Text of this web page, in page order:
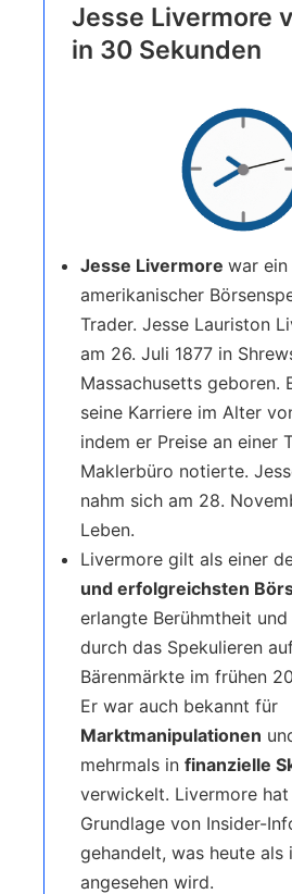
Jesse Livermore
in 30 Sekunden
Jesse Livermore war
amerikanischer
Trader. Jesse Lauriston
am 26. Juli 1877 in
Massachusetts geboren.
seine Karriere im Alter
indem er Preise an einer
Maklerbüro notierte.
nahm sich am 28.
Leben.
Livermore gilt als einer
und erfolgreichsten
erlangte Berühmtheit und
durch das Spekulieren
Bärenmärkte im frühen
Er war auch bekannt für
Marktmanipulationen
mehrmals in finanzielle
verwickelt. Livermore
Grundlage von Insider-
gehandelt, was heute als
angesehen wird.